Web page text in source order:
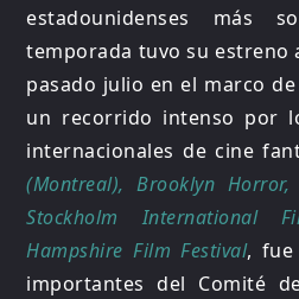
estadounidenses más
temporada tuvo su estreno
pasado julio en el marco
un recorrido intenso por
internacionales de cine
(Montreal), Brooklyn Horror,
Stockholm International
Hampshire Film Festival, fue
importantes del Comité